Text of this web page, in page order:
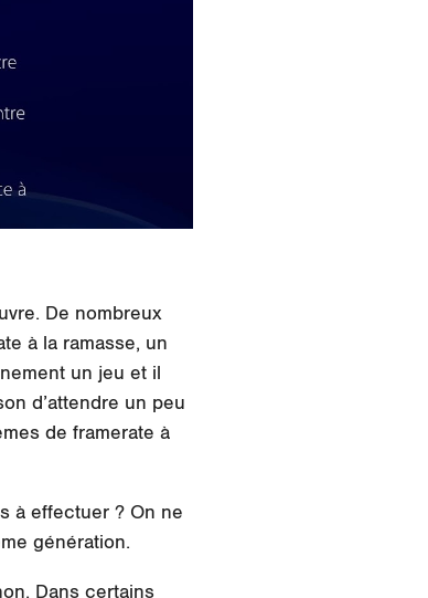
De nombreux
à la ramasse, un
un jeu et il
d’attendre un peu
de framerate à
à effectuer ? On ne
génération.
Dans certains